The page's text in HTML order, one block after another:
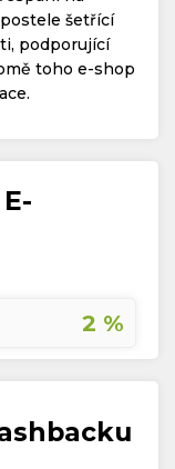
práva vyhrazena.
šetřící
podporující
toho e-shop
2 %